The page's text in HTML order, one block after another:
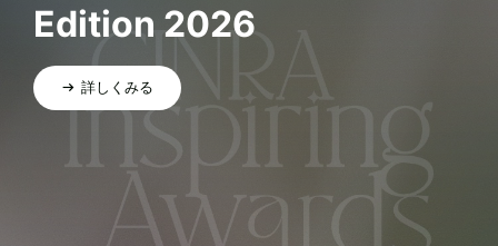
Edition 2026
詳しくみる